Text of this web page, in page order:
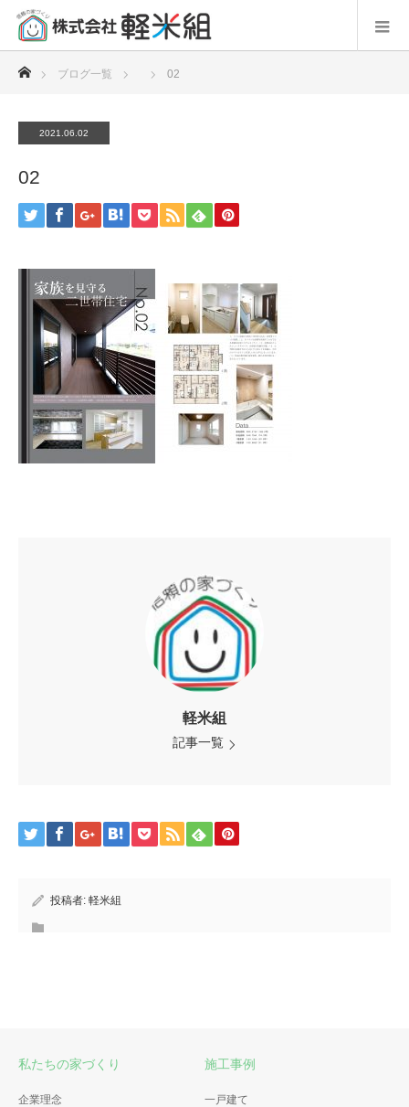
ブログ一覧 02
2021.06.02
02
軽米組
記事一覧
投稿者: 軽米組
私たちの家づくり
企業理念
施工事例
一戸建て